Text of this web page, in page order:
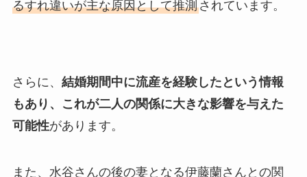
るすれ違いが主な原因として推測されています。
さらに、 結婚期間中に流産を経験したという情報
もあり、これが二人の関係に大きな影響を与えた
可能性があります。
また、水谷さんの後の妻となる伊藤蘭さんとの関